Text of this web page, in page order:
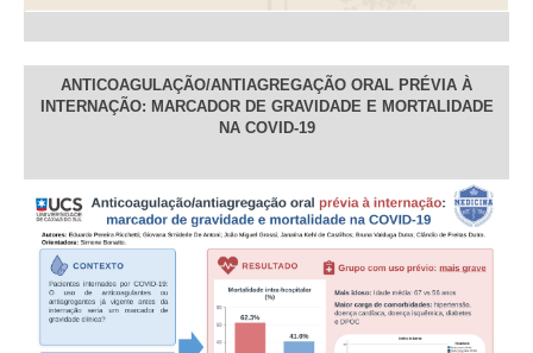
ANTICOAGULAÇÃO/ANTIAGREGAÇÃO ORAL PRÉVIA À
INTERNAÇÃO: MARCADOR DE GRAVIDADE E MORTALIDADE
NA COVID-19